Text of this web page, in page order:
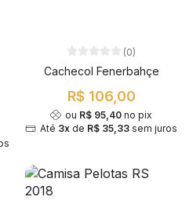
(0)
Cachecol Fenerbahçe
R$ 106,00
ou R$ 95,40no pix
Até 3xde R$ 35,33sem juros